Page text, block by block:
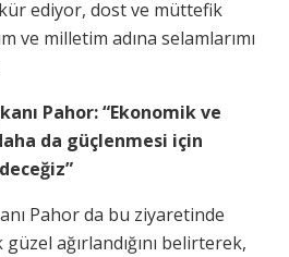
ediyor, dost ve müttefik
ve milletim adına selamlarımı
Pahor: “Ekonomik ve
da güçlenmesi için
Pahor da bu ziyaretinde
ağırlandığını belirterek,